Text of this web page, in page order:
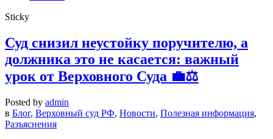
Sticky
Суд снизил неустойку поручителю, а
должника это не касается: важный
урок от Верховного Суда 💼⚖️
Posted by admin
в Блог, Верховный суд РФ, Новости, Полезная информация,
Разъяснения